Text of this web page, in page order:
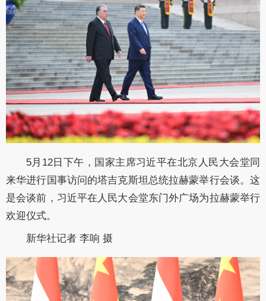
5月12日下午，国家主席习近平在北京人民大会堂同
来华进行国事访问的塔吉克斯坦总统拉赫蒙举行会谈。这
是会谈前，习近平在人民大会堂东门外广场为拉赫蒙举行
欢迎仪式。
新华社记者 李响 摄